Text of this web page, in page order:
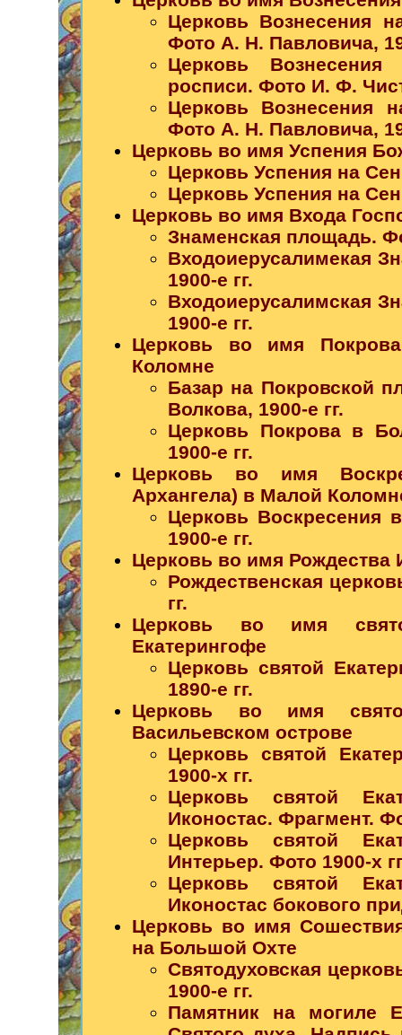
Церковь Вознесения
Фото А. Н. Павловича,
Церковь Вознесения
росписи. Фото И. Ф.
Церковь Вознесения
Фото А. Н. Павловича,
Церковь во имя Успения
Церковь Успения на
Церковь Успения на
Церковь во имя Входа
Знаменская площадь.
Входоиерусалимекая
1900-е гг.
Входоиерусалимская
1900-е гг.
Церковь во имя
Коломне
Базар на Покровской
Волкова, 1900-е гг.
Церковь Покрова в
1900-е гг.
Церковь во имя
Архангела) в Малой
Церковь Воскресения
1900-е гг.
Церковь во имя Рождества
Рождественская
гг.
Церковь во имя
Екатерингофе
Церковь святой
1890-е гг.
Церковь во имя
Васильевском острове
Церковь святой
1900-х гг.
Церковь святой
Иконостас. Фрагмент.
Церковь святой
Интерьер. Фото 1900-х
Церковь святой
Иконостас бокового
Церковь во имя
на Большой Охте
Святодуховская
1900-е гг.
Памятник на могиле